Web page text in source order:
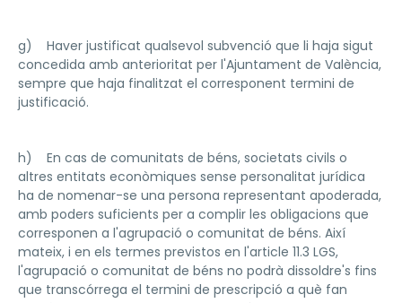
g) Haver justificat qualsevol subvenció que li haja sigut
concedida amb anterioritat per l'Ajuntament de València,
sempre que haja finalitzat el corresponent termini de
justificació.
h) En cas de comunitats de béns, societats civils o
altres entitats econòmiques sense personalitat jurídica
ha de nomenar-se una persona representant apoderada,
amb poders suficients per a complir les obligacions que
corresponen a l'agrupació o comunitat de béns. Així
mateix, i en els termes previstos en l'article 11.3 LGS,
l'agrupació o comunitat de béns no podrà dissoldre's fins
que transcórrega el termini de prescripció a què fan